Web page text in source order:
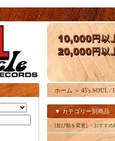
ホーム ＞ 45's SOUL /
▼ カテゴリー別商品
[並び順を変更]・おすすめ